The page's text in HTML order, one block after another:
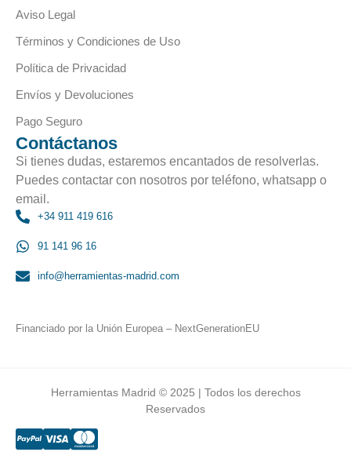
Aviso Legal
Términos y Condiciones de Uso
Política de Privacidad
Envíos y Devoluciones
Pago Seguro
Contáctanos
Si tienes dudas, estaremos encantados de resolverlas.
Puedes contactar con nosotros por teléfono, whatsapp o
email.
+34 911 419 616
91 141 96 16
info@herramientas-madrid.com
Financiado por la Unión Europea – NextGenerationEU
Herramientas Madrid © 2025 | Todos los derechos
Reservados